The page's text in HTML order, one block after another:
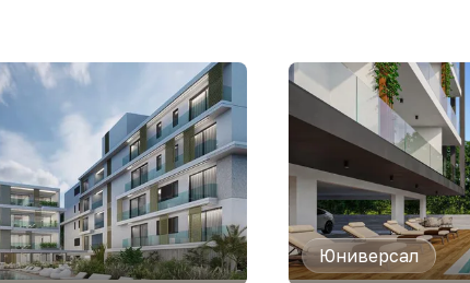
Юниверсал